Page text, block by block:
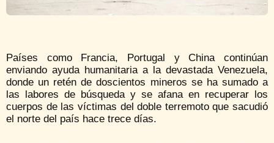
Países como Francia, Portugal y China continúan
enviando ayuda humanitaria a la devastada Venezuela,
donde un retén de doscientos mineros se ha sumado a
las labores de búsqueda y se afana en recuperar los
cuerpos de las víctimas del doble terremoto que sacudió
el norte del país hace trece días.